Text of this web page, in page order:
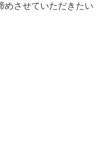
めさせていただきたい